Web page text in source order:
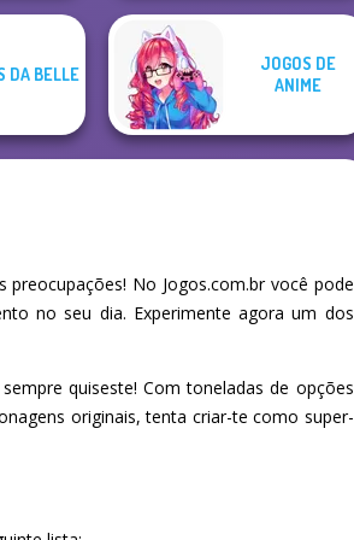
DA BELLE
JOGOS DE
ANIME
No Jogos.com.br você pode
no seu dia. Experimente agora um dos
quiseste! Com toneladas de opções
originais, tenta criar-te como super-